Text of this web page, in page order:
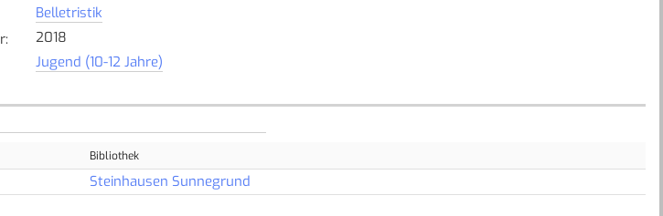
Belletristik
:
2018
Jugend (10-12 Jahre)
Bibliothek
Steinhausen Sunnegrund